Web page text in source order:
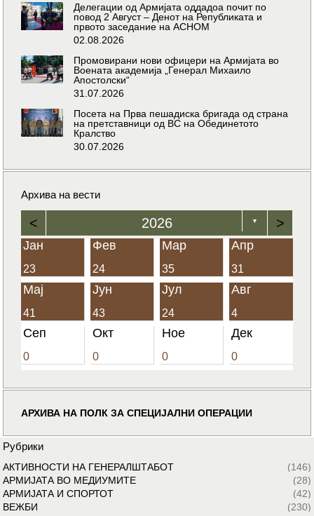
Делегации од Армијата оддадоа почит по
повод 2 Август – Денот на Републиката и
првото заседание на АСНОМ
02.08.2026
Промовирани нови офицери на Армијата во
Воената академија „Генерал Михаило
Апостолски“
31.07.2026
Посета на Прва пешадиска бригада од страна
на претставници од ВС на Обединетото
Кралство
30.07.2026
Архива на вести
< 2026 ▼ >
Јан
23
Фев
24
Мар
35
Апр
31
Мај
41
Јун
43
Јул
24
Авг
4
Сеп
0
Окт
0
Ное
0
Дек
0
АРХИВА НА ПОЛК ЗА СПЕЦИЈАЛНИ ОПЕРАЦИИ
Рубрики
АКТИВНОСТИ НА ГЕНЕРАЛШТАБОТ
(146)
АРМИЈАТА ВО МЕДИУМИТЕ
(28)
АРМИЈАТА И СПОРТОТ
(42)
ВЕЖБИ
(230)